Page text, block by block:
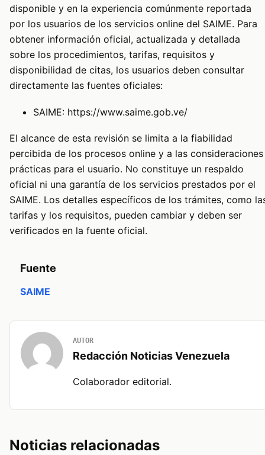
disponible y en la experiencia comúnmente reportada
por los usuarios de los servicios online del SAIME. Para
obtener información oficial, actualizada y detallada
sobre los procedimientos, tarifas, requisitos y
disponibilidad de citas, los usuarios deben consultar
directamente las fuentes oficiales:
SAIME: https://www.saime.gob.ve/
El alcance de esta revisión se limita a la fiabilidad
percibida de los procesos online y a las consideraciones
prácticas para el usuario. No constituye un respaldo
oficial ni una garantía de los servicios prestados por el
SAIME. Los detalles específicos de los trámites, como
tarifas y los requisitos, pueden cambiar y deben ser
verificados en la fuente oficial.
Fuente
SAIME
AUTOR
Redacción Noticias Venezuela
Colaborador editorial.
Noticias relacionadas